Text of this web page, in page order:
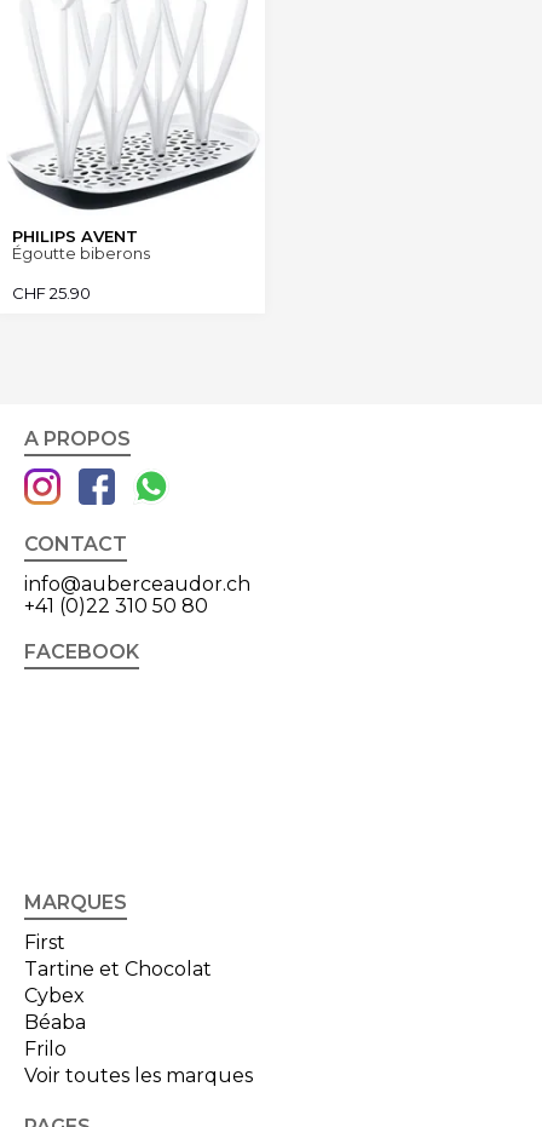
PHILIPS AVENT
Égoutte biberons
CHF25.90
A PROPOS
CONTACT
info@auberceaudor.ch
+41 (0)22 310 50 80
FACEBOOK
MARQUES
First
Tartine et Chocolat
Cybex
Béaba
Frilo
Voir toutes les marques